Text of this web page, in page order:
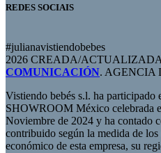
REDES SOCIAIS
#julianavistiendobebes
2026 CREADA/
COMUNICACIÓN. AGENCIA
Vistiendo bebés s.l. ha participado
SHOWROOM México celebrada
Noviembre de 2024 y ha contado
contribuido según la medida de
económico de esta empresa, su